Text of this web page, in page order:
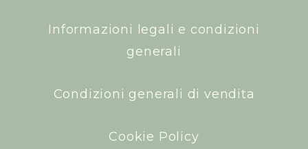
Informazioni legali e condizioni
generali
Condizioni generali di vendita
Cookie Policy